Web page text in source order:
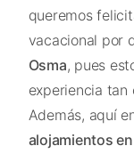
queremos
vacacional por
Osma, pues
experiencia tan
Además, aquí
alojamientos